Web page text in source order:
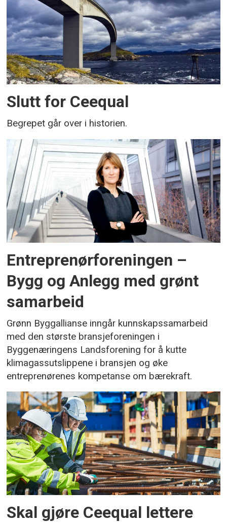
Slutt for Ceequal
Begrepet går over i historien.
Entreprenørforeningen –
Bygg og Anlegg med grønt
samarbeid
Grønn Byggallianse inngår kunnskapssamarbeid
med den største bransjeforeningen i
Byggenæringens Landsforening for å kutte
klimagassutslippene i bransjen og øke
entreprenørenes kompetanse om bærekraft.
Skal gjøre Ceequal lettere